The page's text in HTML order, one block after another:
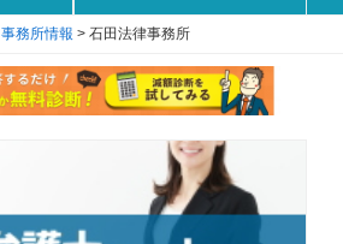
事務所情報 > 石田法律事務所